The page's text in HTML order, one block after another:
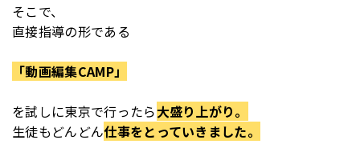
そこで、
直接指導の形である
「動画編集CAMP」
を試しに東京で行ったら大盛り上がり。
生徒もどんどん仕事をとっていきました。